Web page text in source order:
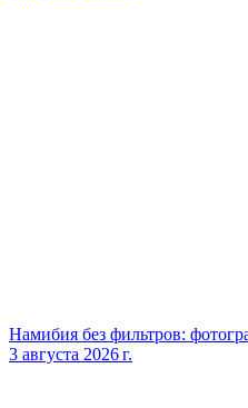
Намибия без фильтров:
3 августа 2026 г.